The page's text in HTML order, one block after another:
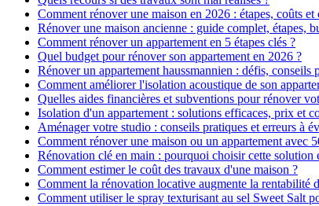
Comment rénover une maison en 2026 : étapes, coûts et
Rénover une maison ancienne : guide complet, étapes,
Comment rénover un appartement en 5 étapes clés ?
Quel budget pour rénover son appartement en 2026 ?
Rénover un appartement haussmannien : défis, conseils
Comment améliorer l'isolation acoustique de son
Quelles aides financières et subventions pour rénover
Isolation d'un appartement : solutions efficaces, prix et
Aménager votre studio : conseils pratiques et erreurs à
Comment rénover une maison ou un appartement avec
Rénovation clé en main : pourquoi choisir cette solution
Comment estimer le coût des travaux d'une maison ?
Comment la rénovation locative augmente la rentabilité
Comment utiliser le spray texturisant au sel Sweet Salt